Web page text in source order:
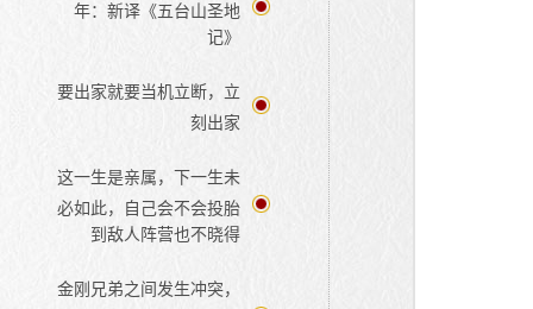
年：新译《五台山圣地
记》
要出家就要当机立断，立
刻出家
这一生是亲属，下一生未
必如此，自己会不会投胎
到敌人阵营也不晓得
金刚兄弟之间发生冲突，